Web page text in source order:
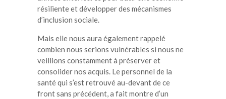
résiliente et développer des mécanismes
d’inclusion sociale.
Mais elle nous aura également rappelé
combien nous serions vulnérables si nous ne
veillions constamment à préserver et
consolider nos acquis. Le personnel de la
santé qui s’est retrouvé au-devant de ce
front sans précédent, a fait montre d’un